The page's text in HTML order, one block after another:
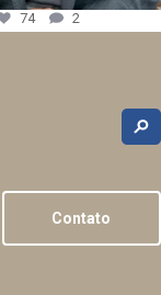
74 2
Contato